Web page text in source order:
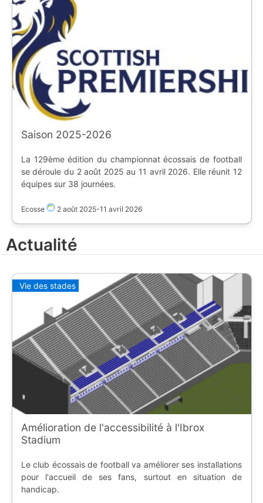
park)
Saison 2025-2026
La 129ème édition du championnat écossais de football
se déroule du 2 août 2025 au 11 avril 2026. Elle réunit 12
équipes sur 38 journées.
Ecosse 2 août 2025-11 avril 2026
Actualité
Vie des stades
Amélioration de l'accessibilité à l'Ibrox
Stadium
Le club écossais de football va améliorer ses installations
pour l'accueil de ses fans, surtout en situation de
handicap.